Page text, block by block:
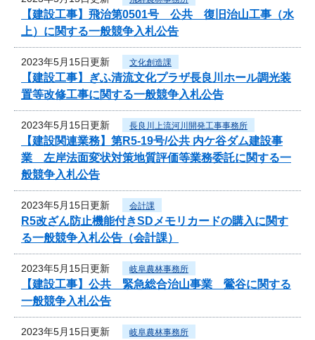
【建設工事】飛治第0501号 公共 復旧治山工事（水
上）に関する一般競争入札公告
2023年5月15日更新 文化創造課
【建設工事】ぎふ清流文化プラザ長良川ホール調光装
置等改修工事に関する一般競争入札公告
2023年5月15日更新 長良川上流河川開発工事事務所
【建設関連業務】第R5-19号/公共 内ケ谷ダム建設事
業 左岸法面変状対策地質評価等業務委託に関する一
般競争入札公告
2023年5月15日更新 会計課
R5改ざん防止機能付きSDメモリカードの購入に関す
る一般競争入札公告（会計課）
2023年5月15日更新 岐阜農林事務所
【建設工事】公共 緊急総合治山事業 鶯谷に関する
一般競争入札公告
2023年5月15日更新 岐阜農林事務所